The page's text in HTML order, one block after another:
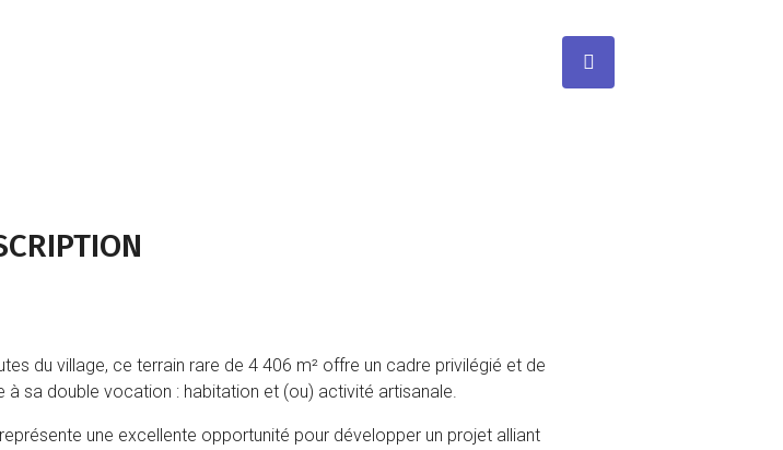
du village, ce terrain rare de 4 406 m² offre un cadre privilégié et de
sa double vocation : habitation et (ou) activité artisanale.
une excellente opportunité pour développer un projet alliant